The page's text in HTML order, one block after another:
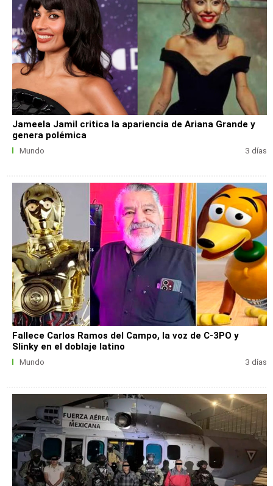
Jameela Jamil critica la apariencia de Ariana Grande y
genera polémica
Mundo 3 días
Fallece Carlos Ramos del Campo, la voz de C-3PO y
Slinky en el doblaje latino
Mundo 3 días